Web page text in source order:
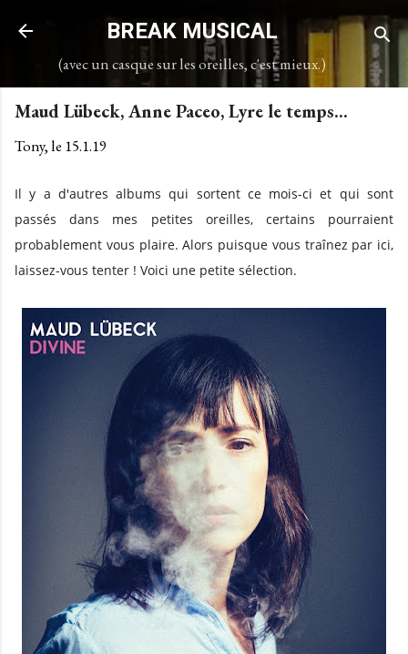
Accéder au contenu principal
BREAK MUSICAL
(avec un casque sur les oreilles, c'est mieux.)
Maud Lübeck, Anne Paceo, Lyre le temps...
Tony, le 15.1.19
Il y a d'autres albums qui sortent ce mois-ci et qui sont
passés dans mes petites oreilles, certains pourraient
probablement vous plaire. Alors puisque vous traînez par ici,
laissez-vous tenter ! Voici une petite sélection.